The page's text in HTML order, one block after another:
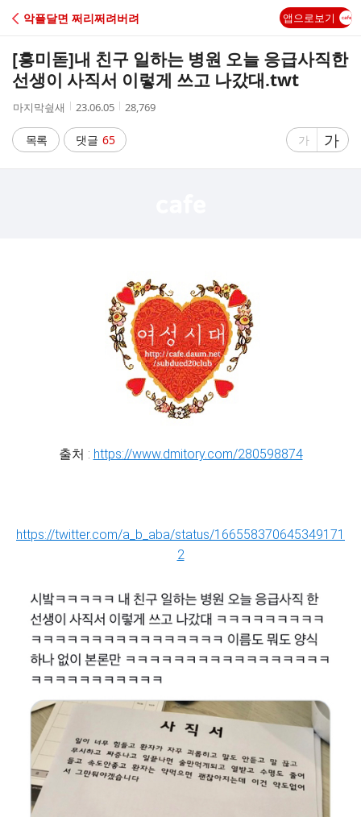
C
A
악플달면 쩌리쩌려버려 앱으로보기
[흥미돋]내 친구 일하는 병원 오늘 응급사직한
선생이 사직서 이렇게 쓰고 나갔대.twt
작
자
마지막싚새
작
시
간
23.06.05
조
수
28,769
목록 댓글 65
글
가
글
자
가
출처 : https://www.dmitory.com/280598874
https://twitter.com/a_b_aba/status/166558370645349171
2